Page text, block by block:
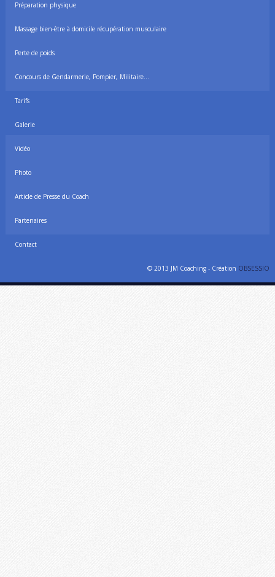
Préparation physique
Massage bien-être à domicile récupération musculaire
Perte de poids
Concours de Gendarmerie, Pompier, Militaire…
Tarifs
Galerie
Vidéo
Photo
Article de Presse du Coach
Partenaires
Contact
© 2013 JM Coaching - Création OBSESSIO